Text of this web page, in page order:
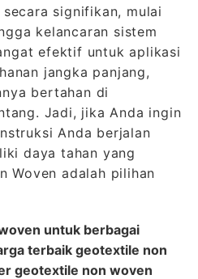
signifikan, mulai
kelancaran sistem
efektif untuk aplikasi
jangka panjang,
bertahan di
Jadi, jika Anda ingin
Anda berjalan
daya tahan yang
Woven adalah pilihan
untuk berbagai
terbaik geotextile non
geotextile non woven